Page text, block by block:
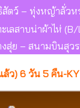
ตว์ – ทุ่งหญ้าลั่วห
เลสาบน่าผ้าไห่
งสุ่ย – สนามบินสุ
ล้ว) 6 วัน 5 คืน-KY